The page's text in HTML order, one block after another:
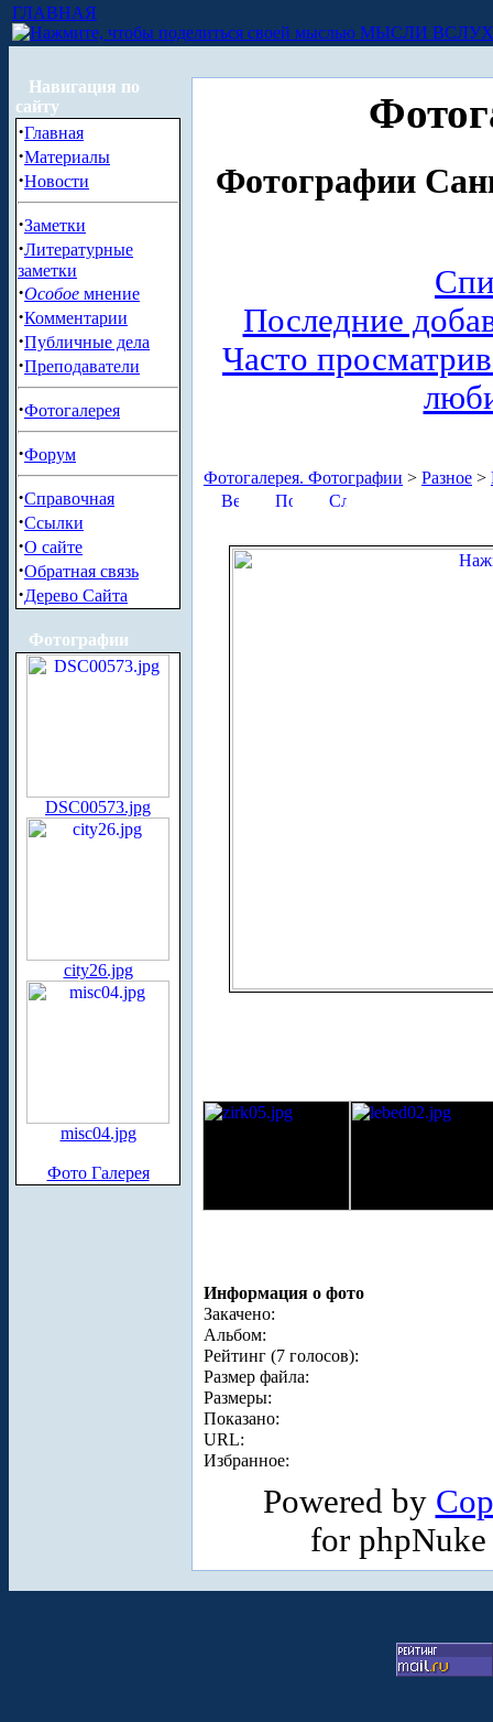
ГЛАВНАЯ
МЫСЛИ ВСЛУХ
Навигация по
сайту
·Главная
·Материалы
·Новости
·Заметки
·Литературные
заметки
·Особое мнение
·Комментарии
·Публичные дела
·Преподаватели
·Фотогалерея
·Форум
·Справочная
·Ссылки
·О сайте
·Обратная связь
·Дерево Сайта
Фотографии
DSC00573.jpg
city26.jpg
misc04.jpg
Фото Галерея
Фотографии
Последние
Часто
Фотогалерея. Фотографии > Разное >
Информация о фото
Закачено:
Альбом:
Рейтинг (7 голосов):
Размер файла:
Размеры:
Показано:
URL:
Избранное:
Powered by
for